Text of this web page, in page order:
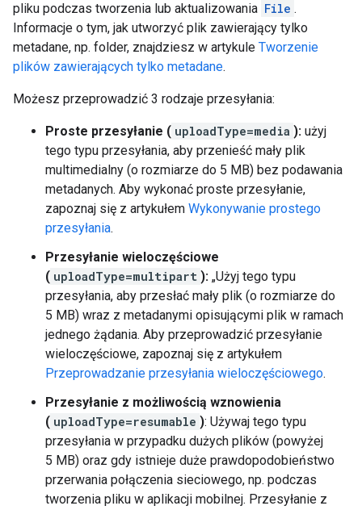
pliku podczas tworzenia lub aktualizowania File .
Informacje o tym, jak utworzyć plik zawierający tylko
metadane, np. folder, znajdziesz w artykule Tworzenie
plików zawierających tylko metadane.
Możesz przeprowadzić 3 rodzaje przesyłania:
Proste przesyłanie ( uploadType=media ): użyj
tego typu przesyłania, aby przenieść mały plik
multimedialny (o rozmiarze do 5 MB) bez podawania
metadanych. Aby wykonać proste przesyłanie,
zapoznaj się z artykułem Wykonywanie prostego
przesyłania.
Przesyłanie wieloczęściowe
( uploadType=multipart ): „Użyj tego typu
przesyłania, aby przesłać mały plik (o rozmiarze do
5 MB) wraz z metadanymi opisującymi plik w ramach
jednego żądania. Aby przeprowadzić przesyłanie
wieloczęściowe, zapoznaj się z artykułem
Przeprowadzanie przesyłania wieloczęściowego.
Przesyłanie z możliwością wznowienia
( uploadType=resumable ): Używaj tego typu
przesyłania w przypadku dużych plików (powyżej
5 MB) oraz gdy istnieje duże prawdopodobieństwo
przerwania połączenia sieciowego, np. podczas
tworzenia pliku w aplikacji mobilnej. Przesyłanie z